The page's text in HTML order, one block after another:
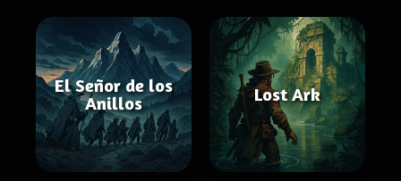
El Señor de los
Anillos
Lost Ark